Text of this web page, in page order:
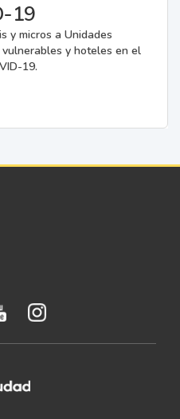
19
y micros a Unidades
y hoteles en el
19.